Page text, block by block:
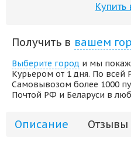
Купить
Получить в вашем
Выберите город и мы
Курьером от 1 дня. По всей
Самовывозом более 1000
Почтой РФ и Беларуси в
Описание Отзывы